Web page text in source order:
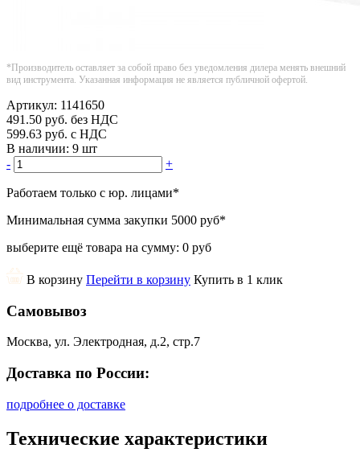
*Производитель оставляет за собой право без уведомления дилера менять внешний
вид инструмента. Указанная информация не является публичной офертой.
Артикул: 1141650
491.50 руб. без НДС
599.63 руб. с НДС
В наличии: 9 шт
-
+
Работаем только с юр. лицами*
Минимальная сумма закупки 5000 руб*
выберите ещё товара на сумму: 0 руб
В корзину Перейти в корзину Купить в 1 клик
Самовывоз
Москва, ул. Электродная, д.2, стр.7
Доставка по России:
подробнее о доставке
Технические характеристики